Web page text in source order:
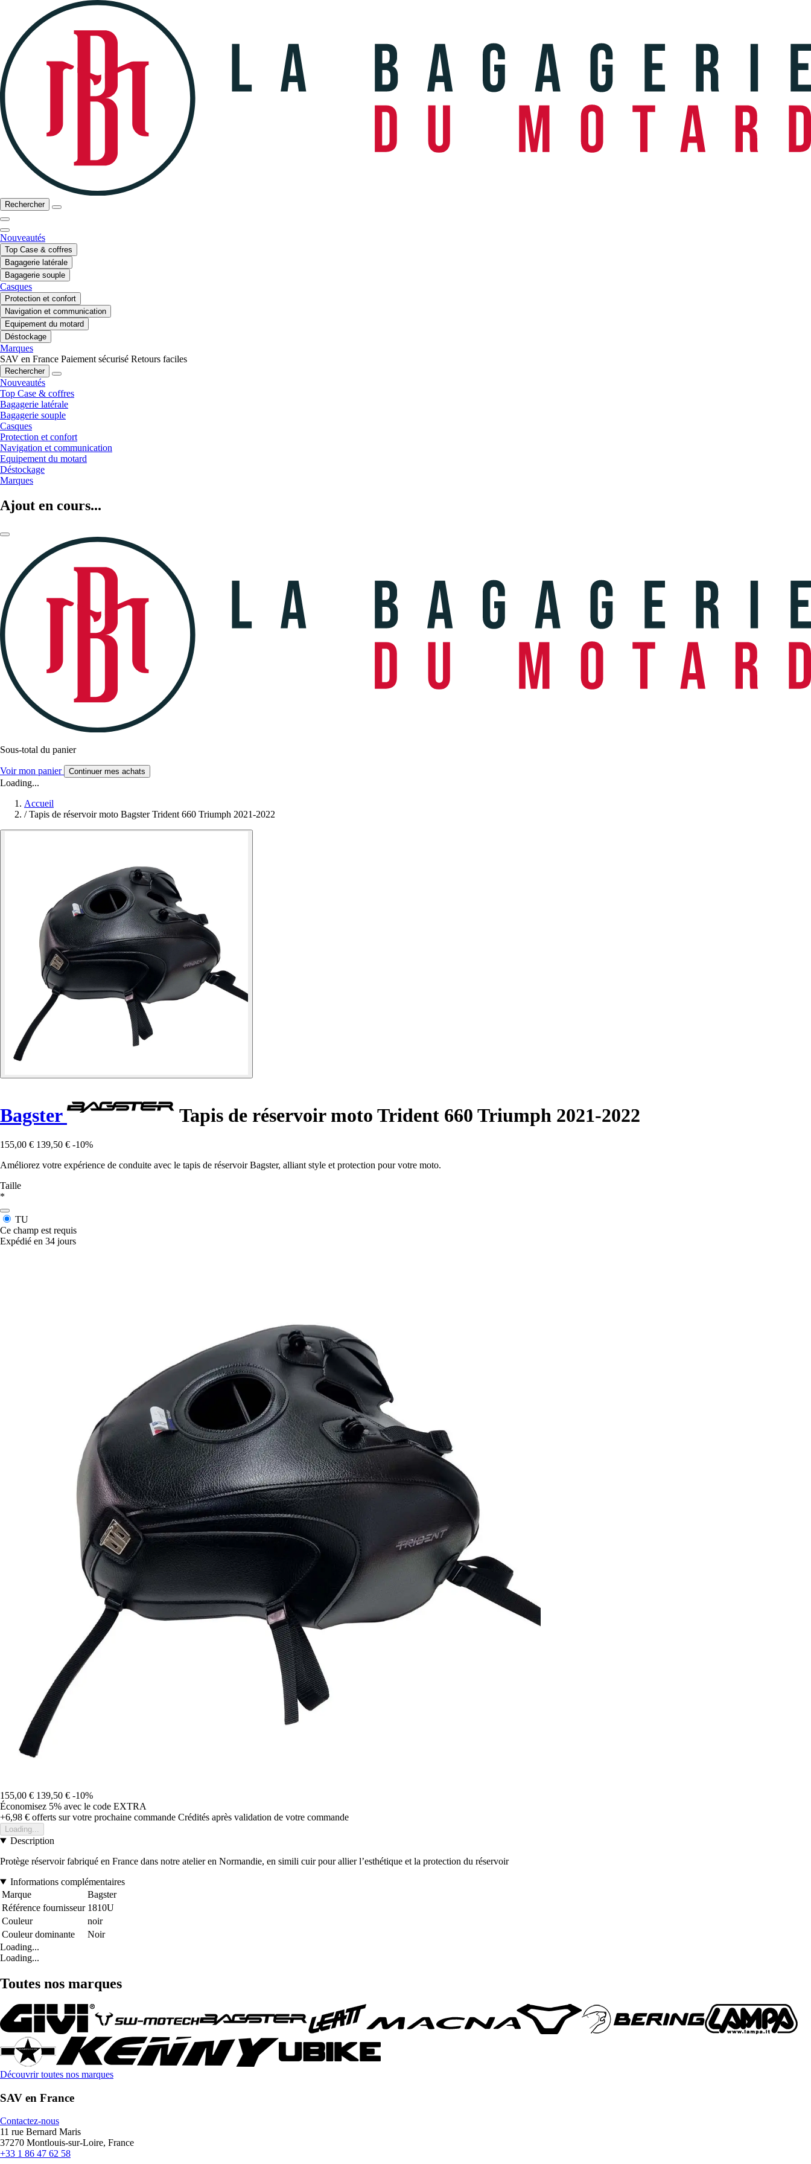
Rechercher
Nouveautés
Top Case & coffres
Bagagerie latérale
Bagagerie souple
Casques
Protection et confort
Navigation et communication
Equipement du motard
Déstockage
Marques
SAV en France Paiement sécurisé Retours faciles
Rechercher
Nouveautés
Top Case & coffres
Bagagerie latérale
Bagagerie souple
Casques
Protection et confort
Navigation et communication
Equipement du motard
Déstockage
Marques
Ajout en cours...
Sous-total du panier
Voir mon panier Continuer mes achats
Loading...
Accueil
/ Tapis de réservoir moto Bagster Trident 660 Triumph 2021-2022
Bagster Tapis de réservoir moto Trident 660 Triumph 2021-2022
155,00 € 139,50 € -10%
Améliorez votre expérience de conduite avec le tapis de réservoir Bagster, alliant style et protection pour votre moto.
Taille
*
TU
Ce champ est requis
Expédié en 34 jours
155,00 € 139,50 € -10%
Économisez 5% avec le code EXTRA
+6,98 € offerts sur votre prochaine commande Crédités après validation de votre commande
Loading...
Description
Protège réservoir fabriqué en France dans notre atelier en Normandie, en simili cuir pour allier l’esthétique et la protection du réservoir
Informations complémentaires
Marque
Bagster
Référence fournisseur 1810U
Couleur
noir
Couleur dominante
Noir
Loading...
Loading...
Toutes nos marques
Découvrir toutes nos marques
SAV en France
Contactez-nous
11 rue Bernard Maris
37270 Montlouis-sur-Loire, France
+33 1 86 47 62 58